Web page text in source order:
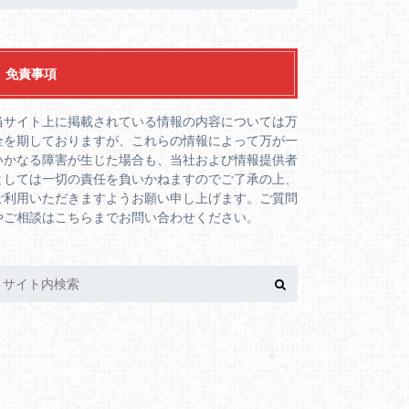
免責事項
サイト上に掲載されている情報の内容については万
を期しておりますが、これらの情報によって万が一
かなる障害が生じた場合も、当社および情報提供者
しては一切の責任を負いかねますのでご了承の上、
利用いただきますようお願い申し上げます。ご質問
ご相談はこちら までお問い合わせください。